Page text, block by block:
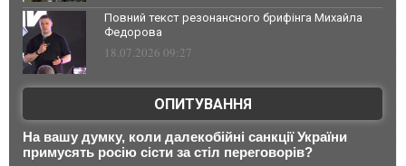
Повний текст резонансного брифінга Михайла
Федорова
18.07.2026 09:27
ОПИТУВАННЯ
На вашу думку, коли далекобійні санкції України
примусять росію сісти за стіл переговорів?